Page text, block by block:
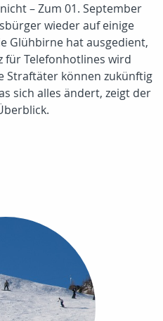
– Zum 01. September
wieder auf einige
Glühbirne hat ausgedient,
für Telefonhotlines wird
Straftäter können zukünftig
sich alles ändert, zeigt der